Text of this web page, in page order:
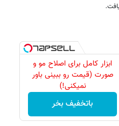
ابزار کامل برای اصلاح مو و
صورت (قیمت رو ببینی باور
نمیکنی!)
باتخفیف بخر